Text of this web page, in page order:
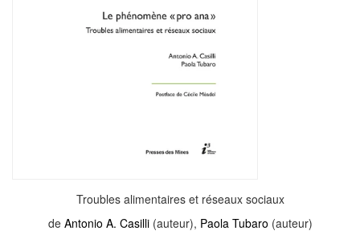
Troubles alimentaires et réseaux sociaux
de Antonio A. Casilli(auteur), Paola Tubaro (auteur)